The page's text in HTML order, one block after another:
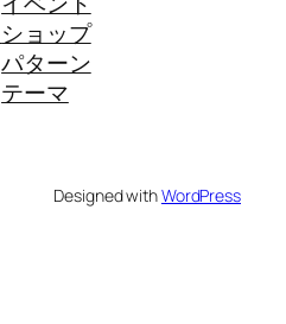
ショップ
パターン
テーマ
Designed withWordPress